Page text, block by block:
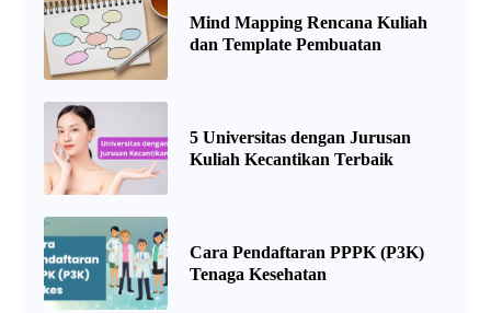
Mind Mapping Rencana Kuliah
dan Template Pembuatan
5 Universitas dengan Jurusan
Kuliah Kecantikan Terbaik
Cara Pendaftaran PPPK (P3K)
Tenaga Kesehatan